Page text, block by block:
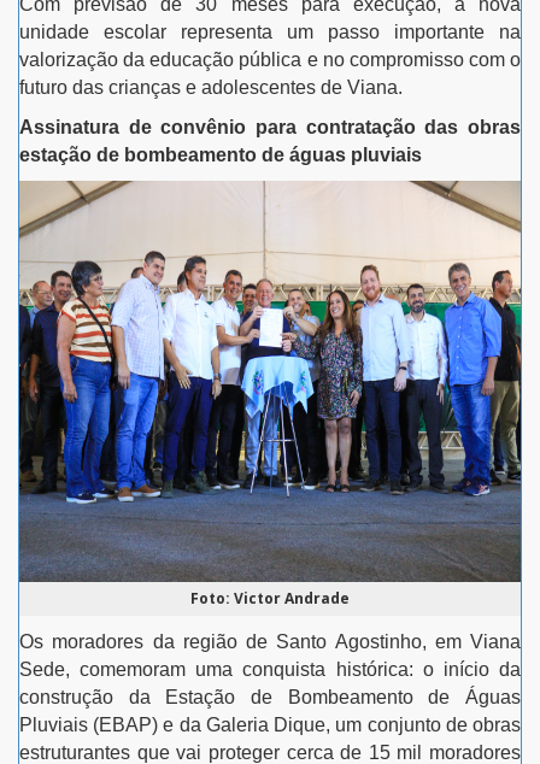
unidade escolar representa um passo importante na
valorização da educação pública e no compromisso com o
futuro das crianças e adolescentes de Viana.
Assinatura de convênio para contratação das obras
estação de bombeamento de águas pluviais
Foto: Victor Andrade
Os moradores da região de Santo Agostinho, em Viana
Sede, comemoram uma conquista histórica: o início da
construção da Estação de Bombeamento de Águas
Pluviais (EBAP) e da Galeria Dique, um conjunto de obras
estruturantes que vai proteger cerca de 15 mil moradores